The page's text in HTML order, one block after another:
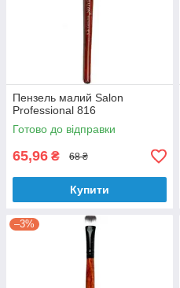
Пензель малий Salon
Professional 816
Готово до відправки
65,96 ₴ 68 ₴
Купити
–3%